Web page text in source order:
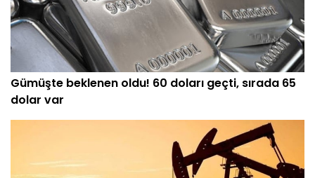
Gümüşte beklenen oldu! 60 doları geçti, sırada 65
dolar var